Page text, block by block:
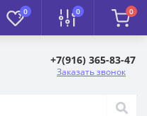
0 0 0
+7(916) 365-83-47
Заказать звонок